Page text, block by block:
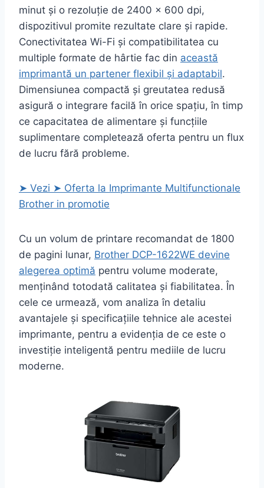
minut și o rezoluție de 2400 x 600 dpi,
dispozitivul promite rezultate clare și rapide.
Conectivitatea Wi-Fi și compatibilitatea cu
multiple formate de hârtie fac din această
imprimantă un partener flexibil și adaptabil.
Dimensiunea compactă și greutatea redusă
asigură o integrare facilă în orice spațiu, în timp
ce capacitatea de alimentare și funcțiile
suplimentare completează oferta pentru un flux
de lucru fără probleme.
➤ Vezi ➤ Oferta la Imprimante Multifunctionale
Brother in promotie
Cu un volum de printare recomandat de 1800
de pagini lunar, Brother DCP-1622WE devine
alegerea optimă pentru volume moderate,
menținând totodată calitatea și fiabilitatea. În
cele ce urmează, vom analiza în detaliu
avantajele și specificațiile tehnice ale acestei
imprimante, pentru a evidenția de ce este o
investiție inteligentă pentru mediile de lucru
moderne.